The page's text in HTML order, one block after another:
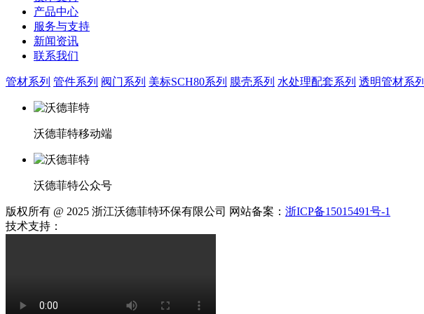
产品中心
服务与支持
新闻资讯
联系我们
管材系列 管件系列 阀门系列 美标SCH80系列 膜壳系列 水处理配套系列 透明管材系列
沃德菲特移动端
沃德菲特公众号
版权所有 @ 2025 浙江沃德菲特环保有限公司 网站备案： 浙ICP备15015491号-1
技术支持：